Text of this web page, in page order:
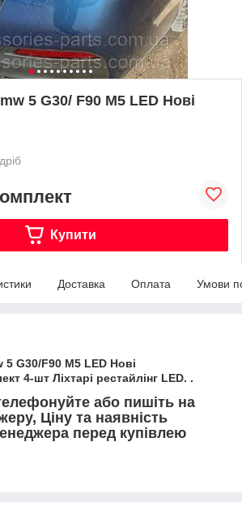
5 G30/ F90 M5 LED Нові
Купити
Доставка Оплата Умови
5 G30/F90 M5 LED Нові
4-шт Ліхтарі рестайлінг LED. .
або пишіть на
Ціну та наявність
перед купівлею